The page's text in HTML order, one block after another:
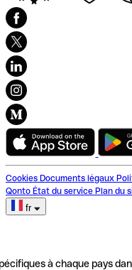
Cookies Documents légaux
Qonto État du service Plan du
fr
à chaque pays